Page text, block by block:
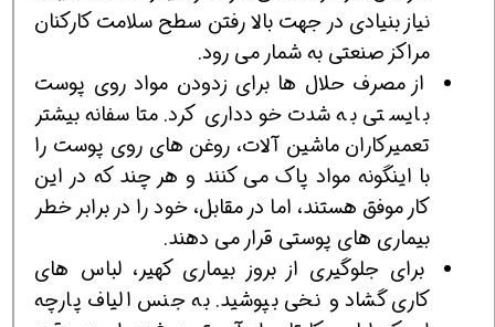
نیاز بنیادی در جهت بالا رفتن سطح سلامت کارکنان
مراکز صنعتی به شمار می رود.
از مصرف حلال ها برای زدودن مواد روی پوست
بایستی به شدت خودداری کرد. متاسفانه بیشتر
تعمیرکاران ماشین آلات، روغن های روی پوست را
با اینگونه مواد پاک می کنند و هر چند که در این
کار موفق هستند، اما در مقابل، خود را در برابر خطر
بیماری های پوستی قرار می دهند.
برای جلوگیری از بروز بیماری کهیر، لباس های
کاری گشاد و نخی بپوشید. به جنس الیاف پارچه